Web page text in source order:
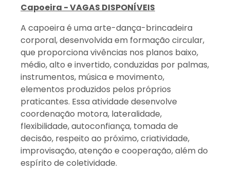
Capoeira - VAGAS DISPONÍVEIS
A capoeira é uma arte-dança-brincadeira
corporal, desenvolvida em formação circular,
que proporciona vivências nos planos baixo,
médio, alto e invertido, conduzidas por palmas,
instrumentos, música e movimento,
elementos produzidos pelos próprios
praticantes. Essa atividade desenvolve
coordenação motora, lateralidade,
flexibilidade, autoconfiança, tomada de
decisão, respeito ao próximo, criatividade,
improvisação, atenção e cooperação, além do
espírito de coletividade.